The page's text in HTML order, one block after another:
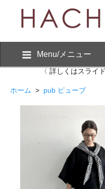
Menu/メニュー
〈 詳しくはスライ
ホーム > pub ピューブ